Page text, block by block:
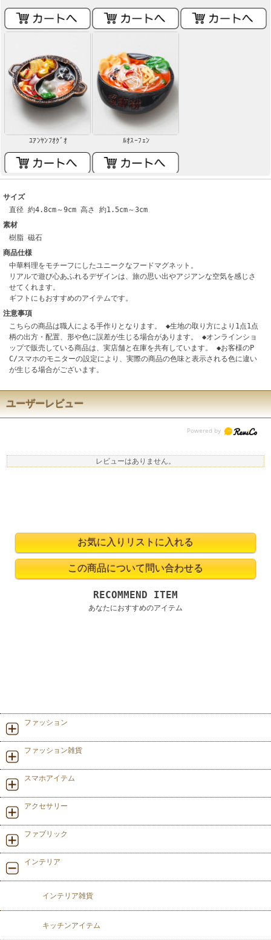
ﾕｱﾝﾔﾝﾌｵｸﾞｵ ﾙｵｽｰﾌｪﾝ
サイズ
直径 約4.8cm～9cm 高さ 約1.5cm～3cm
素材
樹脂 磁石
商品仕様
中華料理をモチーフにしたユニークなフードマグネット。
リアルで遊び心あふれるデザインは、旅の思い出やアジアンな空気を感じさ
せてくれます。
ギフトにもおすすめのアイテムです。
注意事項
こちらの商品は職人による手作りとなります。 ◆生地の取り方により1点1点
柄の出方・配置、形や色に誤差が生じる場合があります。 ◆オンラインショ
ップで販売している商品は、実店舗と在庫を共有しています。 ◆お客様のP
C/スマホのモニターの設定により、実際の商品の色味と表示される色に違い
が生じる場合がございます。
ユーザーレビュー
レビューはありません。
RECOMMEND ITEM
あなたにおすすめのアイテム
ファッション
ファッション雑貨
スマホアイテム
アクセサリー
ファブリック
インテリア
インテリア雑貨
キッチンアイテム